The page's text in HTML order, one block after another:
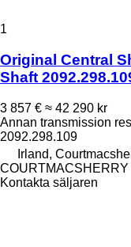
1
Original Central
Shaft
3 857 € ≈ 42 290 kr
Annan transmission
2092.298.109
Irland,
Kontakta säljaren